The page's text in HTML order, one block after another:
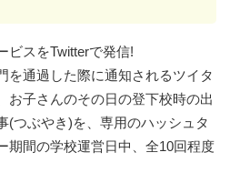
ビスをTwitterで発信!
を通過した際に通知されるツイタ
お子さんのその日の登下校時の出
(つぶやき)を、専用のハッシュタ
期間の学校運営日中、全10回程度